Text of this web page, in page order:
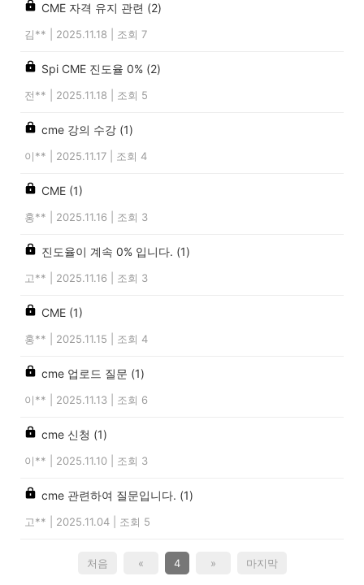
CME 자격 유지 관련 (2)
김** 2025.11.18 조회 7
Spi CME 진도율 0% (2)
전** 2025.11.18 조회 5
cme 강의 수강 (1)
이** 2025.11.17 조회 4
CME (1)
홍** 2025.11.16 조회 3
진도율이 계속 0% 입니다. (1)
고** 2025.11.16 조회 3
CME (1)
홍** 2025.11.15 조회 4
cme 업로드 질문 (1)
이** 2025.11.13 조회 6
cme 신청 (1)
이** 2025.11.10 조회 3
cme 관련하여 질문입니다. (1)
고** 2025.11.04 조회 5
처음 « 4 » 마지막